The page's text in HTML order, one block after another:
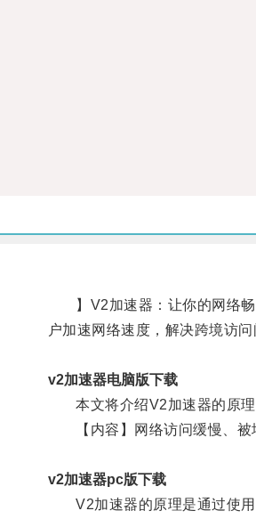
】V2加速器：让你的网络畅
户加速网络速度，解决跨境访问
v2加速器电脑版下载
本文将介绍V2加速器的原理
【内容】网络访问缓慢、被
v2加速器pc版下载
V2加速器的原理是通过使用